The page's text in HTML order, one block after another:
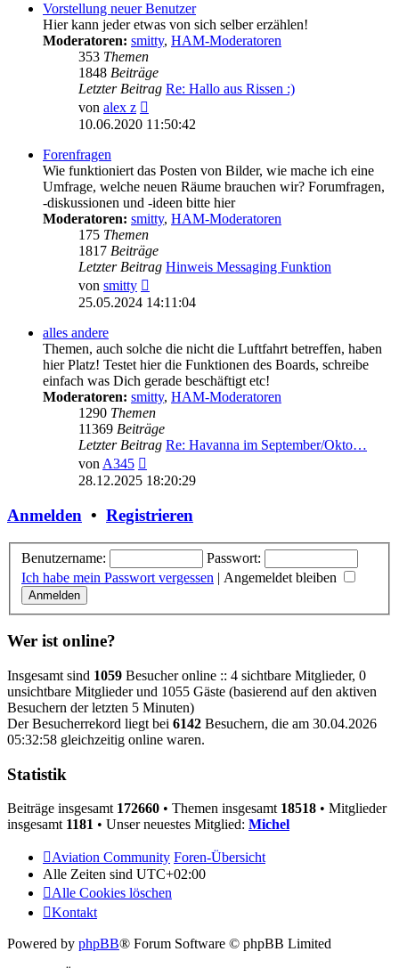
Vorstellung neuer Benutzer
Hier kann jeder etwas von sich selber erzählen!
Moderatoren: smitty, HAM-Moderatoren
353 Themen
1848 Beiträge
Letzter Beitrag Re: Hallo aus Rissen :)
von alex z
Beitrag
10.06.2020 11:50:42
Forenfragen
Wie funktioniert das Posten von Bilder, wie mache ich eine
Umfrage, welche neuen Räume brauchen wir? Forumfragen,
-diskussionen und -ideen bitte hier
Moderatoren: smitty, HAM-Moderatoren
175 Themen
1817 Beiträge
Letzter Beitrag Hinweis Messaging Funktion
von smitty
Beitrag
25.05.2024 14:11:04
alles andere
Themen, auch solche die nicht die Luftfahrt betreffen, haben
hier Platz! Testet hier die Funktionen des Boards, schreibe
einfach was Dich gerade beschäftigt etc!
Moderatoren: smitty, HAM-Moderatoren
1290 Themen
11369 Beiträge
Letzter Beitrag Re: Havanna im September/Okto…
vonA345
Beitrag
28.12.2025 18:20:29
Anmelden • Registrieren
Benutzername:
Passwort:
Ich habe mein Passwort vergessen | Angemeldet bleiben
Wer ist online?
Insgesamt sind 1059 Besucher online :: 4 sichtbare Mitglieder, 0
unsichtbare Mitglieder und 1055 Gäste (basierend auf den aktiven
Besuchern der letzten 5 Minuten)
Der Besucherrekord liegt bei 6142 Besuchern, die am 30.04.2026
05:32:58 gleichzeitig online waren.
Statistik
Beiträge insgesamt 172660 • Themen insgesamt 18518 • Mitglieder
insgesamt 1181 • Unser neuestes Mitglied: Michel
Aviation Community Foren-Übersicht
Alle Zeiten sind UTC+02:00
Alle Cookies löschen
Kontakt
Powered by phpBB® Forum Software © phpBB Limited